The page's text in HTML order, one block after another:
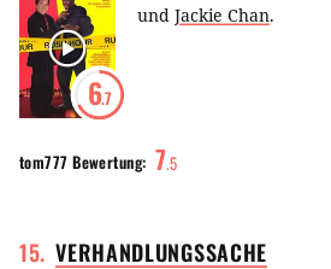
6.7
und Jackie Chan.
tom777 Bewertung: 7.5
15. VERHANDLUNGSSACHE